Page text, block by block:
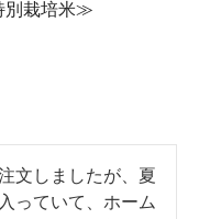
別栽培米≫
文しましたが、夏
っていて、ホーム